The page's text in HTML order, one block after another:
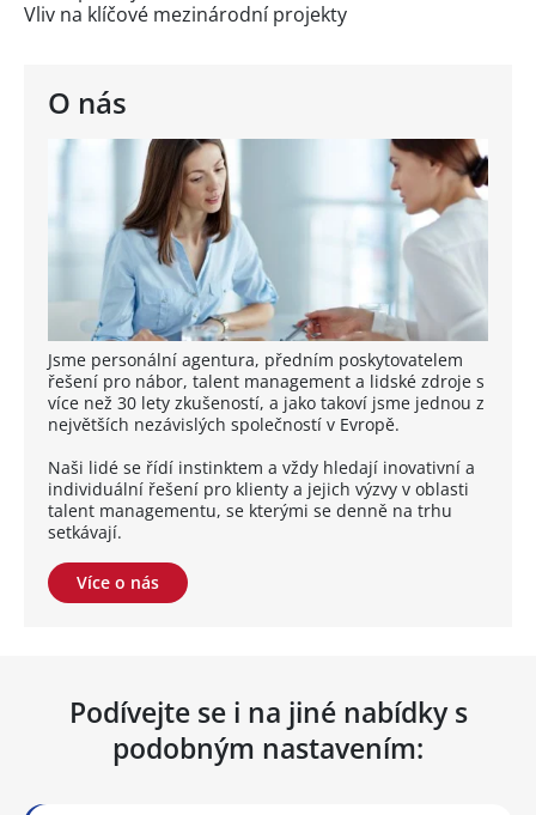
O nás
Jsme personální agentura, předním poskytovatelem
řešení pro nábor, talent management a lidské zdroje s
více než 30 lety zkušeností, a jako takoví jsme jednou z
největších nezávislých společností v Evropě.
Naši lidé se řídí instinktem a vždy hledají inovativní a
individuální řešení pro klienty a jejich výzvy v oblasti
talent managementu, se kterými se denně na trhu
setkávají.
Více o nás
Vliv na klíčové mezinárodní projekty
Podívejte se i na jiné nabídky s
podobným nastavením: